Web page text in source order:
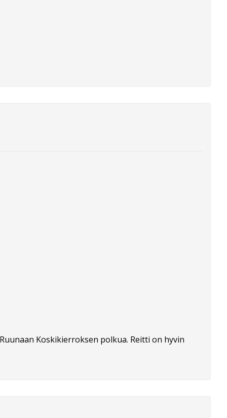
Koskikierroksen polkua. Reitti on hyvin